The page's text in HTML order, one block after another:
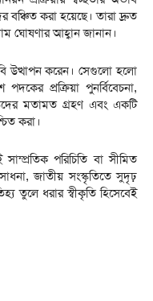
বঞ্চিত করা হয়েছে। তারা দ্রুত
ঘোষণার আহ্বান জানান।
উত্থাপন করেন। সেগুলো হলো
প্রক্রিয়া পুনর্বিবেচনা,
মতামত গ্রহণ এবং একটি
করা।
পরিচিতি বা সীমিত
জাতীয় সংস্কৃতিতে সুদৃঢ়
তুলে ধরার স্বীকৃতি হিসেবেই